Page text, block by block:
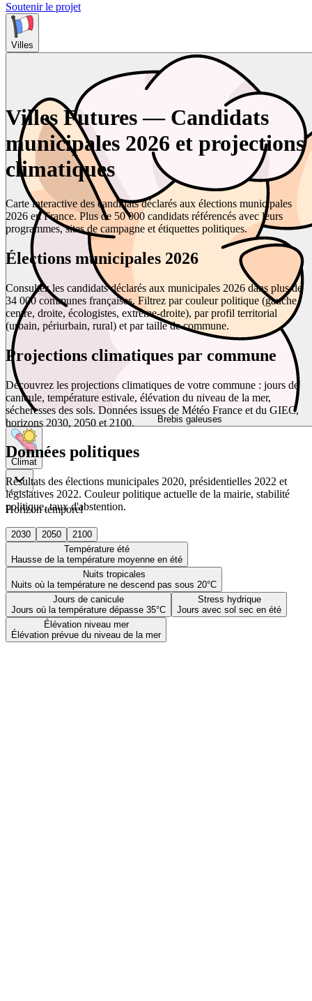
Soutenir le projet
Villes
Brebis galeuses
Climat
Horizon temporel
2030 2050
2100
Température été
Hausse de la température moyenne en été
Nuits tropicales
Nuits où la température ne descend pas sous 20°C
Jours de canicule
Jours où la température dépasse 35°C
Stress hydrique
Jours avec sol sec en été
Élévation niveau mer
Élévation prévue du niveau de la mer
Villes Futures — Candidats
municipales 2026 et projections
climatiques
Carte interactive des candidats déclarés aux élections municipales
2026 en France. Plus de 50 000 candidats référencés avec leurs
programmes, sites de campagne et étiquettes politiques.
Élections municipales 2026
Consultez les candidats déclarés aux municipales 2026 dans plus de
34 000 communes françaises. Filtrez par couleur politique (gauche,
centre, droite, écologistes, extrême-droite), par profil territorial
(urbain, périurbain, rural) et par taille de commune.
Projections climatiques par commune
Découvrez les projections climatiques de votre commune : jours de
canicule, température estivale, élévation du niveau de la mer,
sécheresses des sols. Données issues de Météo France et du GIEC,
horizons 2030, 2050 et 2100.
Données politiques
Résultats des élections municipales 2020, présidentielles 2022 et
législatives 2022. Couleur politique actuelle de la mairie, stabilité
politique, taux d'abstention.